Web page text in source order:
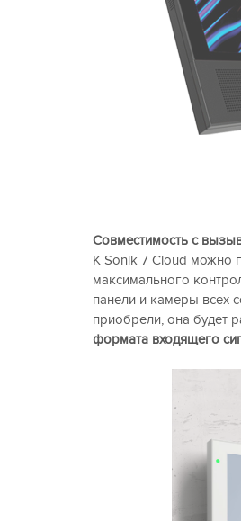
Совместимость с
К Sonik 7 Cloud можно
максимального
панели и камеры всех
приобрели, она будет
формата входящего